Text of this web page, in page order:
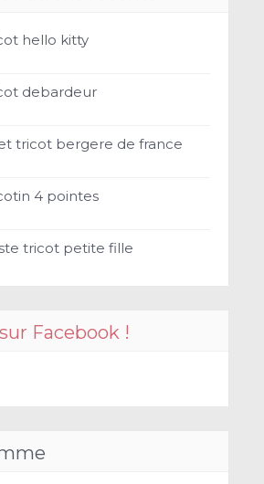
hello kitty
debardeur
tricot bergere de france
4 pointes
tricot petite fille
Facebook !